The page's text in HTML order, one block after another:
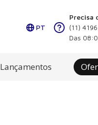
PT
Precisa
(11)
Das
Lançamentos